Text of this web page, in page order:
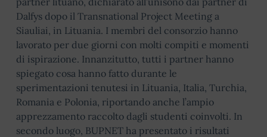
Dalfys dopo il Transnational Project Meeting a
Siauliai, in Lituania. I membri del consorzio hanno
lavorato per due giorni con molti compiti e momenti
di ispirazione. Innanzitutto, tutti i partner hanno
spiegato cosa hanno fatto durante le
sperimentazioni tenutesi in Lituania, Italia, Turchia,
Romania e Polonia, riportando anche l’ampio
apprezzamento raccolto dagli studenti coinvolti. In
secondo luogo, BUPNET ha presentato i risultati